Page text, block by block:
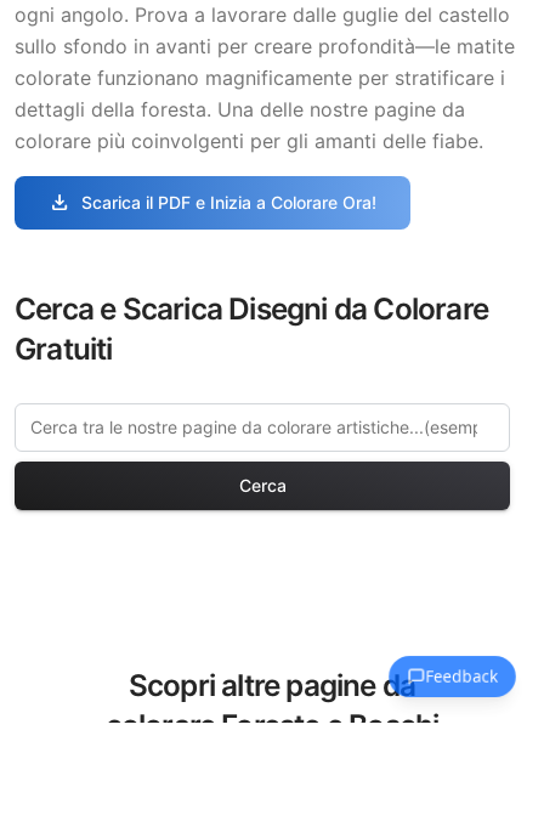
ogni angolo. Prova a lavorare dalle guglie del castello
sullo sfondo in avanti per creare profondità—le matite
colorate funzionano magnificamente per stratificare i
dettagli della foresta. Una delle nostre pagine da
colorare più coinvolgenti per gli amanti delle fiabe.
download Scarica il PDF e Inizia a Colorare Ora!
Cerca e Scarica Disegni da Colorare
Gratuiti
Cerca
Scopri altre pagine da
colorare Foreste e Boschi